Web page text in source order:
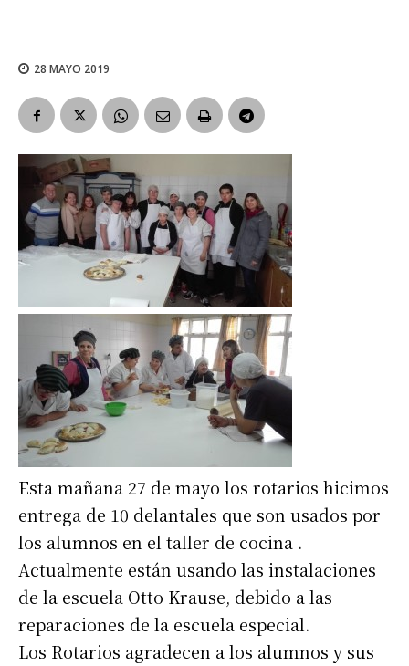
28 MAYO 2019
Esta mañana 27 de mayo los rotarios hicimos
entrega de 10 delantales que son usados por
los alumnos en el taller de cocina .
Actualmente están usando las instalaciones
de la escuela Otto Krause, debido a las
reparaciones de la escuela especial.
Los Rotarios agradecen a los alumnos y sus